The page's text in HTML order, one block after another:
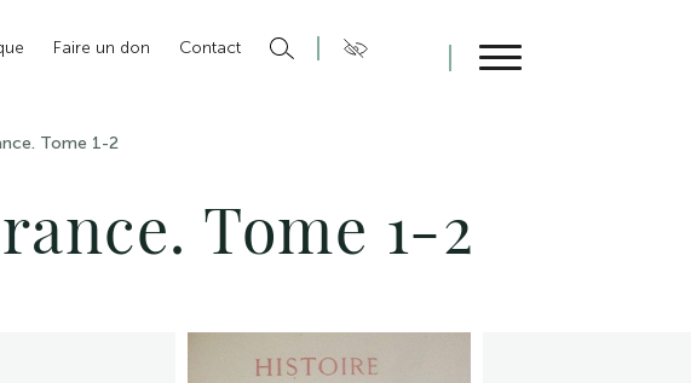
Faire un don
Contact
Tome 1-2
Tome 1-2